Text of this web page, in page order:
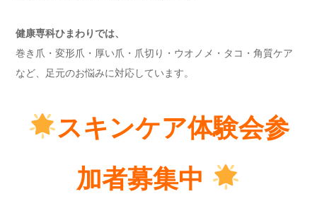
健康専科ひまわりでは、
巻き爪・変形爪・厚い爪・爪切り・ウオノメ・タコ・角質ケア
など、足元のお悩みに対応しています。
スキンケア体験会参
加者募集中